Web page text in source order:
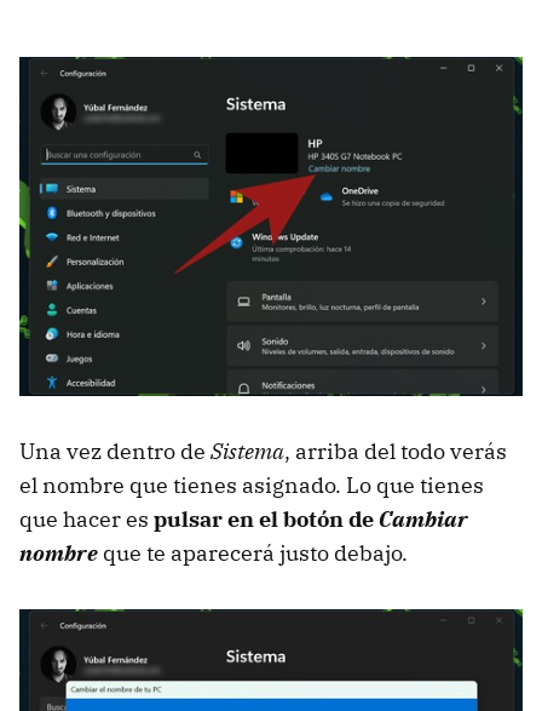
Una vez dentro de Sistema, arriba del todo verás
el nombre que tienes asignado. Lo que tienes
que hacer es pulsar en el botón deCambiar
nombre que te aparecerá justo debajo.